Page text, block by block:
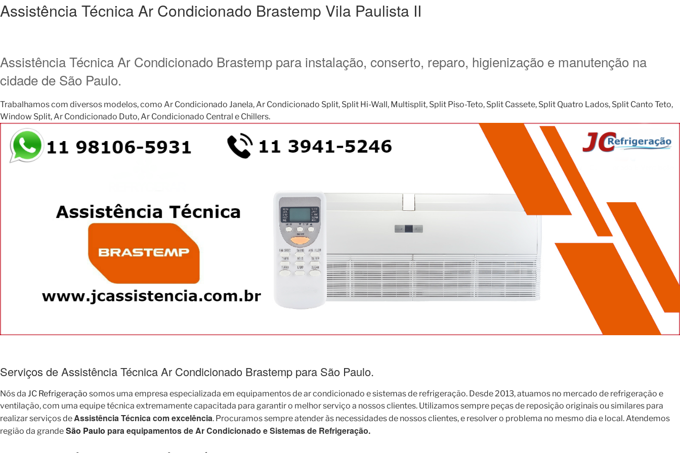
Assistência Técnica Ar Condicionado Brastemp Vila Paulista II
Assistência Técnica Ar Condicionado Brastemp para instalação, conserto, reparo, higienização e manutenção na
cidade de São Paulo.
Trabalhamos com diversos modelos, como Ar Condicionado Janela, Ar Condicionado Split, Split Hi-Wall, Multisplit, Split Piso-Teto, Split Cassete, Split Quatro Lados, Split Canto Teto,
Window Split, Ar Condicionado Duto, Ar Condicionado Central e Chillers.
Serviços de Assistência Técnica Ar Condicionado Brastemp para São Paulo.
Nós da JC Refrigeração somos uma empresa especializada em equipamentos de ar condicionado e sistemas de refrigeração. Desde 2013, atuamos no mercado de refrigeração e
ventilação, com uma equipe técnica extremamente capacitada para garantir o melhor serviço a nossos clientes. Utilizamos sempre peças de reposição originais ou similares para
realizar serviços de Assistência Técnica com excelência. Procuramos sempre atender às necessidades de nossos clientes, e resolver o problema no mesmo dia e local. Atendemos
região da grande São Paulo para equipamentos de Ar Condicionado e Sistemas de Refrigeração.